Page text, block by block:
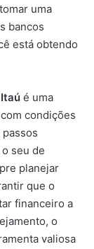
uma
bancos
está obtendo
Itaú é uma
condições
seu de
planejar
que o
financeiro a
o
valiosa